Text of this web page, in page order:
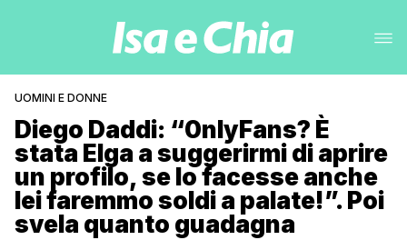
UOMINI E DONNE
Diego Daddi: “0nlyFans? È
stata Elga a suggerirmi di aprire
un profilo, se lo facesse anche
lei faremmo soldi a palate!”. Poi
svela quanto guadagna